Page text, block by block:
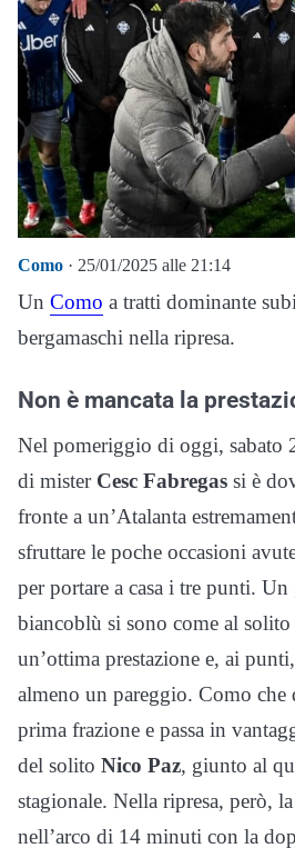
Como · 25/01/2025 alle 21:14
Un Como a tratti dominante
bergamaschi nella ripresa.
Non è mancata la
Nel pomeriggio di oggi, sabato
di mister Cesc Fabregas si è
fronte a un’Atalanta
sfruttare le poche occasioni
per portare a casa i tre punti. Un
biancoblù si sono come al
un’ottima prestazione e, ai
almeno un pareggio. Como
prima frazione e passa in
del solito Nico Paz, giunto al
stagionale. Nella ripresa, però,
nell’arco di 14 minuti con la